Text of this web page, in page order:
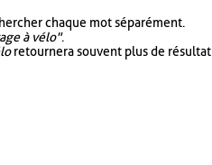
chaque mot séparément.
à vélo".
retournera souvent plus de résultat